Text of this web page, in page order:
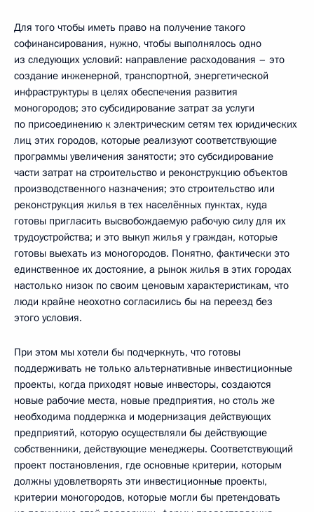
Для того чтобы иметь право на получение такого
софинансирования, нужно, чтобы выполнялось одно
из следующих условий: направление расходования – это
создание инженерной, транспортной, энергетической
инфраструктуры в целях обеспечения развития
моногородов; это субсидирование затрат за услуги
по присоединению к электрическим сетям тех юридических
лиц этих городов, которые реализуют соответствующие
программы увеличения занятости; это субсидирование
части затрат на строительство и реконструкцию объектов
производственного назначения; это строительство или
реконструкция жилья в тех населённых пунктах, куда
готовы пригласить высвобождаемую рабочую силу для их
трудоустройства; и это выкуп жилья у граждан, которые
готовы выехать из моногородов. Понятно, фактически это
единственное их достояние, а рынок жилья в этих городах
настолько низок по своим ценовым характеристикам, что
люди крайне неохотно согласились бы на переезд без
этого условия.
При этом мы хотели бы подчеркнуть, что готовы
поддерживать не только альтернативные инвестиционные
проекты, когда приходят новые инвесторы, создаются
новые рабочие места, новые предприятия, но столь же
необходима поддержка и модернизация действующих
предприятий, которую осуществляли бы действующие
собственники, действующие менеджеры. Соответствующий
проект постановления, где основные критерии, которым
должны удовлетворять эти инвестиционные проекты,
критерии моногородов, которые могли бы претендовать